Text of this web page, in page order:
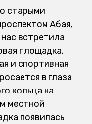
старыми
Абая,
встретила
площадка.
и спортивная
в глаза
кольца на
местной
появилась